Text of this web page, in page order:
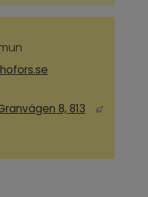
8, 813